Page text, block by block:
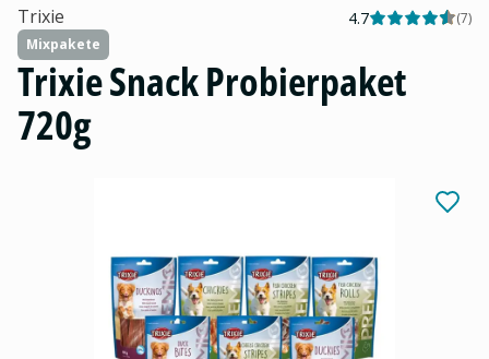
Trixie 4.7 (7)
Mixpakete
Trixie Snack Probierpaket
720g